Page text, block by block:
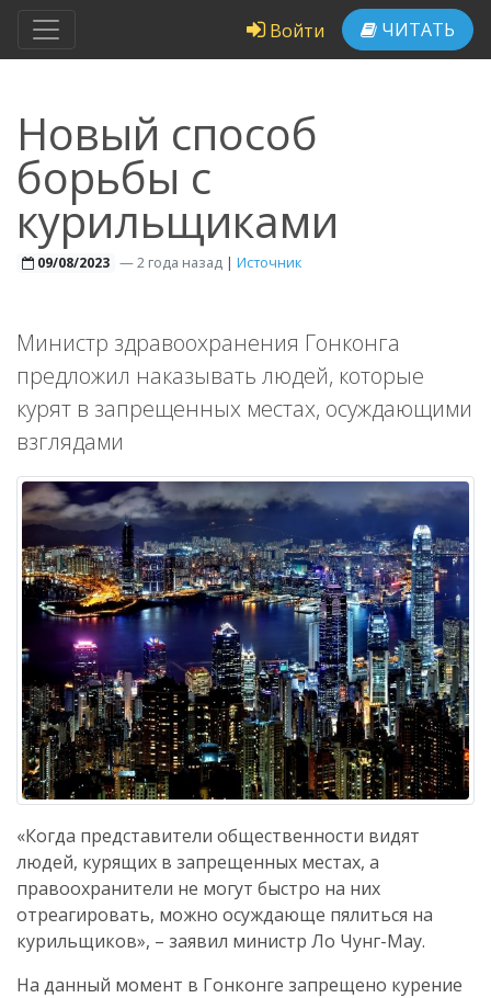
Войти ЧИТАТЬ
Новый способ
борьбы с
курильщиками
09/08/2023 —2 года назад | Источник
Министр здравоохранения Гонконга
предложил наказывать людей, которые
курят в запрещенных местах, осуждающими
взглядами
«Когда представители общественности видят
людей, курящих в запрещенных местах, а
правоохранители не могут быстро на них
отреагировать, можно осуждающе пялиться на
курильщиков», – заявил министр Ло Чунг-Мау.
На данный момент в Гонконге запрещено курение